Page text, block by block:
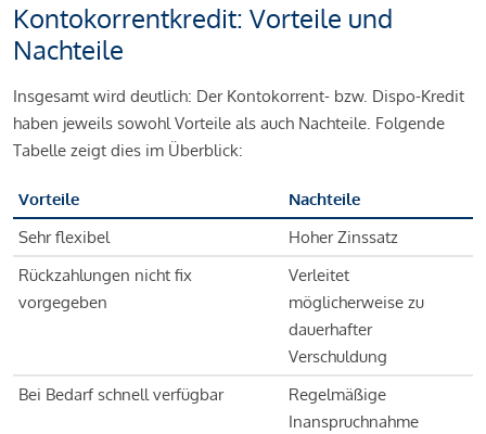
Kontokorrentkredit: Vorteile und
Nachteile
Insgesamt wird deutlich: Der Kontokorrent- bzw. Dispo-Kredit
haben jeweils sowohl Vorteile als auch Nachteile. Folgende
Tabelle zeigt dies im Überblick:
Vorteile
Nachteile
Sehr flexibel
Hoher Zinssatz
Rückzahlungen nicht fix
vorgegeben
Verleitet
möglicherweise zu
dauerhafter
Verschuldung
Bei Bedarf schnell verfügbar
Regelmäßige
Inanspruchnahme